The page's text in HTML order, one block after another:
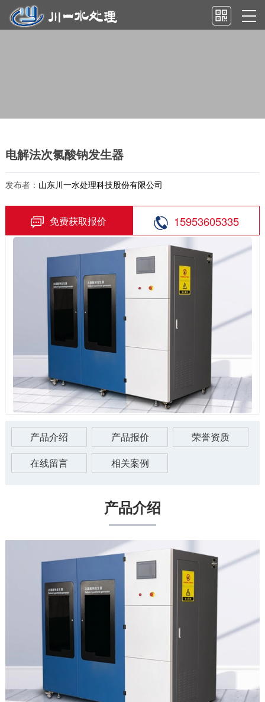
电解法次氯酸钠发生器
发布者： 山东川一水处理科技股份有限公司
免费获取报价 15953605335
产品介绍 产品报价
荣誉资质
在线留言
相关案例
产品介绍